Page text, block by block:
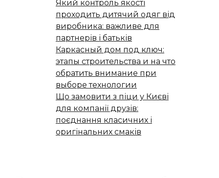
Який контроль якості
проходить дитячий одяг від
виробника: важливе для
партнерів і батьків
Каркасный дом под ключ:
этапы строительства и на что
обратить внимание при
выборе технологии
Що замовити з піци у Києві
для компанії друзів:
поєднання класичних і
оригінальних смаків